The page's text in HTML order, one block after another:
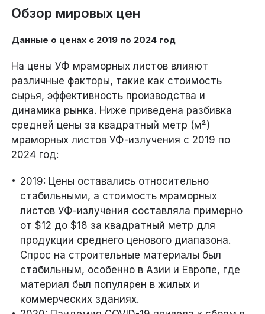
Обзор мировых цен
Данные о ценах с 2019 по 2024 год
На цены УФ мраморных листов влияют
различные факторы, такие как стоимость
сырья, эффективность производства и
динамика рынка. Ниже приведена разбивка
средней цены за квадратный метр (м²)
мраморных листов УФ-излучения с 2019 по
2024 год:
2019: Цены оставались относительно
стабильными, а стоимость мраморных
листов УФ-излучения составляла примерно
от $12 до $18 за квадратный метр для
продукции среднего ценового диапазона.
Спрос на строительные материалы был
стабильным, особенно в Азии и Европе, где
материал был популярен в жилых и
коммерческих зданиях.